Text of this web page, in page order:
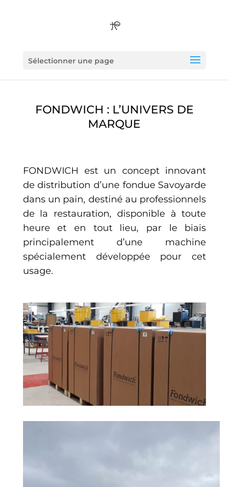
Sélectionner une page
FONDWICH : L’UNIVERS DE
MARQUE
FONDWICH est un concept innovant
de distribution d’une fondue Savoyarde
dans un pain, destiné au professionnels
de la restauration, disponible à toute
heure et en tout lieu, par le biais
principalement d’une machine
spécialement développée pour cet
usage.